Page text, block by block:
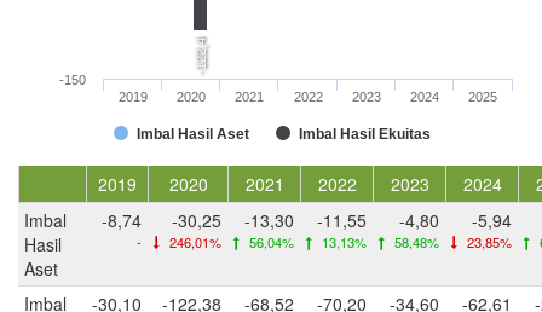
-122,4
Imbal Hasil Aset Imbal Hasil Ekuitas
2019 2020 2021 2022 2023 2024 2025
-150
2019 2020 2021 2022 2023 2024
Imbal
Hasil
Aset
-8,74
-
-30,25
246,01%
-13,30
56,04%
-11,55
13,13%
-4,80
58,48%
-5,94
23,85%
Imbal
-30,10 -122,38 -68,52 -70,20 -34,60 -62,61